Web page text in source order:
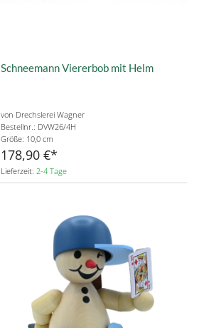
Schneemann Viererbob mit Helm
von Drechslerei Wagner
Bestellnr.: DVW26/4H
Größe: 10,0 cm
178,90 €
Lieferzeit: 2-4 Tage